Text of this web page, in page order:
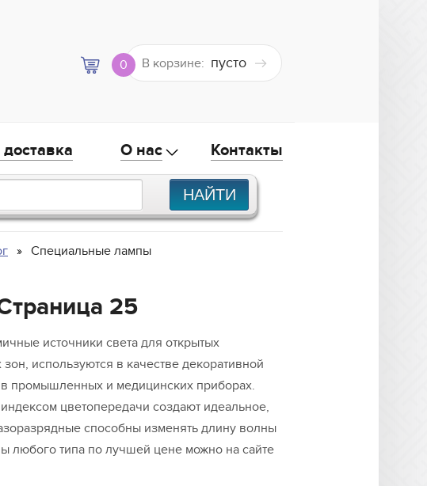
0 В корзине: пусто
О нас Контакты
Специальные лампы
25
источники света для открытых
используются в качестве декоративной
промышленных и медицинских приборах.
цветопередачи создают идеальное,
способны изменять длину волны
любого типа по лучшей цене можно на сайте